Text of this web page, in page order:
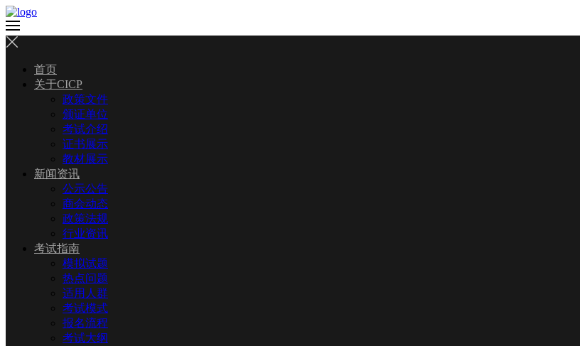
首页
关于CICP
政策文件
颁证单位
考试介绍
证书展示
教材展示
新闻资讯
公示公告
商会动态
政策法规
行业资讯
考试指南
模拟试题
热点问题
适用人群
考试模式
报名流程
考试大纲